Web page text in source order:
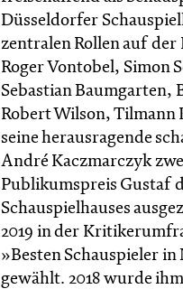
Düsseldorfer
zentralen Rollen auf der
Roger Vontobel, Simon
Sebastian Baumgarten,
Robert Wilson, Tilmann
seine herausragende
André Kaczmarczyk
Publikumspreis Gustaf
Schauspielhauses
2019 in der
»Besten Schauspieler
gewählt. 2018 wurde